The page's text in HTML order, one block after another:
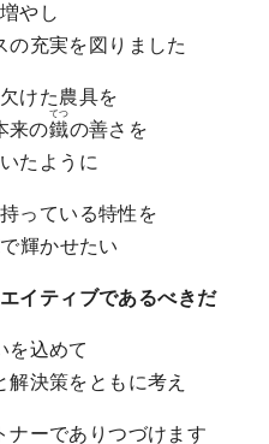
やし
の充実を図りました
けた農具を
来の鐵
てつ
の善さを
たように
っている特性を
輝かせたい
イティブであるべきだ
を込めて
決策をともに考え
ナーでありつづけます